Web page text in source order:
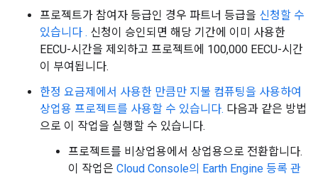
프로젝트가 참여자 등급인 경우 파트너 등급을 신청할 수
있습니다 . 신청이 승인되면 해당 기간에 이미 사용한
EECU-시간을 제외하고 프로젝트에 100,000 EECU-시간
이 부여됩니다.
한정 요금제에서 사용한 만큼만 지불 컴퓨팅을 사용하여
상업용 프로젝트를 사용할 수 있습니다. 다음과 같은 방법
으로 이 작업을 실행할 수 있습니다.
프로젝트를 비상업용에서 상업용으로 전환합니다.
이 작업은 Cloud Console의 Earth Engine 등록 관